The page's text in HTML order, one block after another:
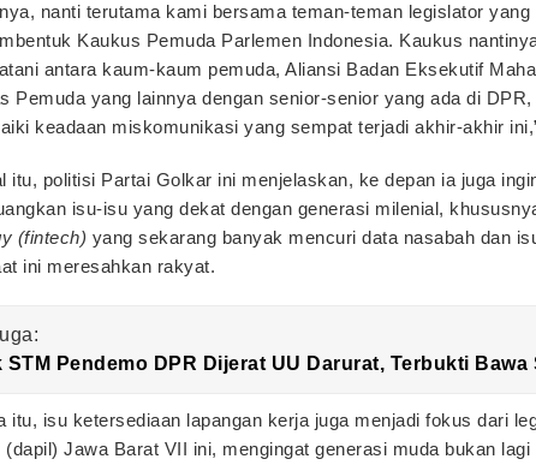
nanti terutama kami bersama teman-teman legislator
Kaukus Pemuda Parlemen Indonesia. Kaukus
antara kaum-kaum pemuda, Aliansi Badan Eksekutif
Pemuda yang lainnya dengan senior-senior yang ada di
keadaan miskomunikasi yang sempat terjadi akhir-akhir
itu, politisi Partai Golkar ini menjelaskan, ke depan ia juga
isu-isu yang dekat dengan generasi milenial,
(fintech) yang sekarang banyak mencuri data nasabah dan
ini meresahkan rakyat.
STM Pendemo DPR Dijerat UU Darurat, Terbukti Bawa
itu, isu ketersediaan lapangan kerja juga menjadi fokus dari
(dapil) Jawa Barat VII ini, mengingat generasi muda bukan